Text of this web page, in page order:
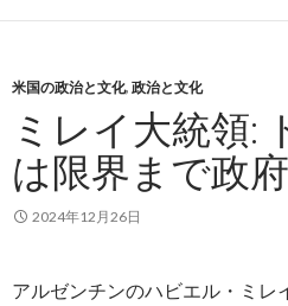
米国の政治と文化, 政治と文化
ミレイ大統領:
は限界まで政
2024年12月26日
アルゼンチンのハビエル・ミレ